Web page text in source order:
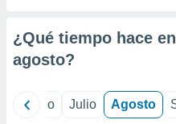
e
mediante
publicidad
¿Qué tiempo hace
agosto?
Junio Julio Agosto